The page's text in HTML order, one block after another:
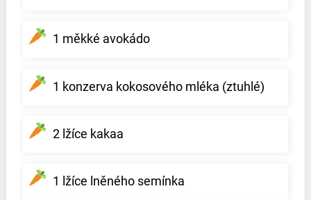
1 měkké avokádo
1 konzerva kokosového mléka (ztuhlé)
2 lžíce kakaa
1 lžíce lněného semínka